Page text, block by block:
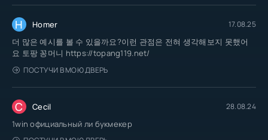
H Homer 17.08.25
더 많은 예시를 볼 수 있을까요?이런 관점은 전혀 생각해보지 못했어
요 토팡 꽁머니 https://topang119.net/
ПОСТУЧИ В МОЮ ДВЕРЬ
C Cecil 28.08.24
1win официальный ли букмекер